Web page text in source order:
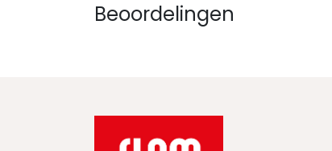
Beoordelingen